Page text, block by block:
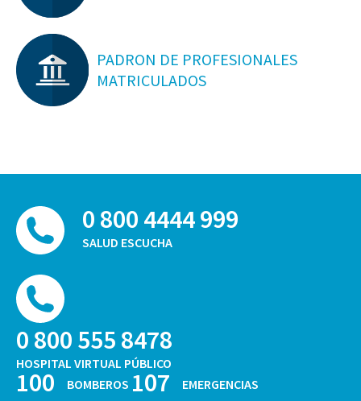
PADRON DE PROFESIONALES
MATRICULADOS
0 800 4444 999
SALUD ESCUCHA
0 800 555 8478
HOSPITAL VIRTUAL PÚBLICO
100 BOMBEROS 107 EMERGENCIAS